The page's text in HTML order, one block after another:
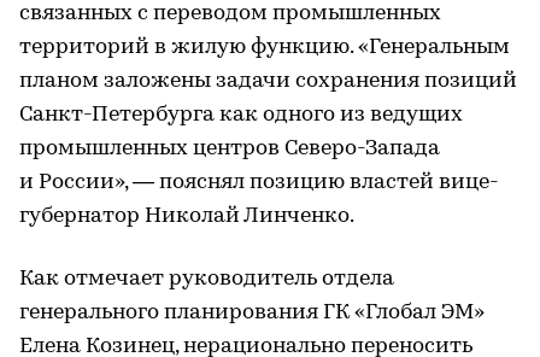
связанных с переводом промышленных
территорий в жилую функцию. «Генеральным
планом заложены задачи сохранения позиций
Санкт-Петербурга как одного из ведущих
промышленных центров Северо-Запада
и России», — пояснял позицию властей вице-
губернатор Николай Линченко.
Как отмечает руководитель отдела
генерального планирования ГК «Глобал ЭМ»
Елена Козинец, нерационально переносить